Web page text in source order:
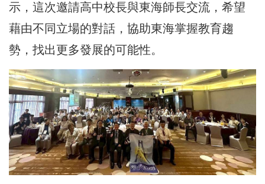
示，這次邀請高中校長與東海師長交流，希望
藉由不同立場的對話，協助東海掌握教育趨
勢，找出更多發展的可能性。